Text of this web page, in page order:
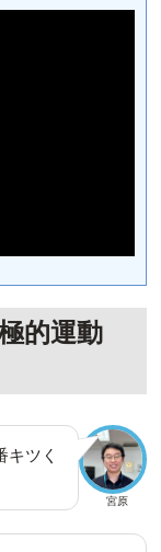
的運動
宮原
キツく